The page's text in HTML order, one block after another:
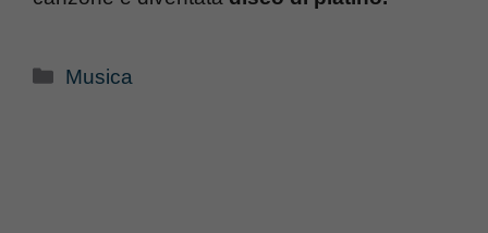
Categorie
Musica